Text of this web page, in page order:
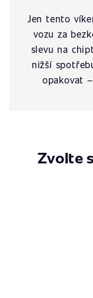
Jen tento
vozu za
slevu na
nižší
opakovat
Zvolte